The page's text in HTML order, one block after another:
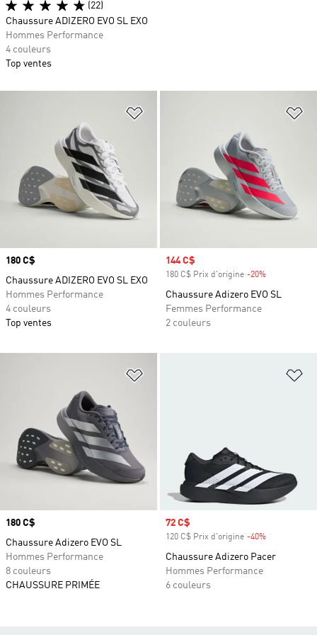
Ajouter à la Liste de produits
Prix
180 C$
Chaussure ADIZERO EVO SL EXO
Hommes Performance
4 couleurs
Top ventes
Prix soldé
144 C$
180 C$ Prix d'origine -20%
Chaussure Adizero EVO SL
Femmes Performance
2 couleurs
Ajouter à la Liste de produits
Prix
180 C$
Chaussure Adizero EVO SL
Hommes Performance
8 couleurs
CHAUSSURE PRIMÉE
Prix soldé
72 C$
120 C$ Prix d'origine -40%
Chaussure Adizero Pacer
Hommes Performance
6 couleurs
(22)
Chaussure ADIZERO EVO SL EXO
Hommes Performance
4 couleurs
Top ventes